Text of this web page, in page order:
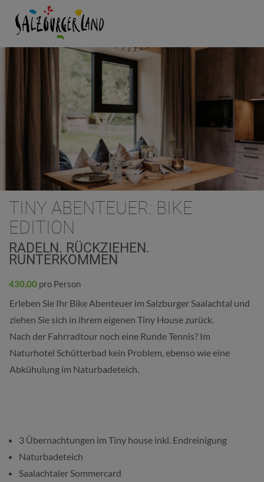
TINY ABENTEUER: BIKE
EDITION
RADELN. RÜCKZIEHEN.
RUNTERKOMMEN
430,00 pro Person
Erleben Sie Ihr Bike Abenteuer im Salzburger Saalachtal und
ziehen Sie sich in ihrem eigenen Tiny House zurück.
Nach der Fahrradtour noch eine Runde Tennis? Im
Naturhotel Schütterbad kein Problem, ebenso wie eine
Abkühulung im Naturbadeteich.
3 Übernachtungen im Tiny house inkl. Endreinigung
Naturbadeteich
Saalachtaler Sommercard